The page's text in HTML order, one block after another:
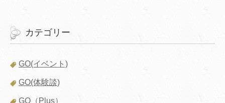
カテゴリー
GO(イベント)
GO(体験談)
GO（Plus）